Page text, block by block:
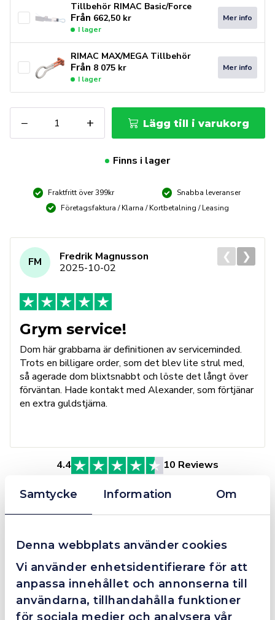
Samtycke Information Om
Denna webbplats använder cookies
Vi använder enhetsidentifierare för att
anpassa innehållet och annonserna till
användarna, tillhandahålla funktioner
för sociala medier och analysera vår
Tillbehör RIMAC Basic/Force
Från 662,50 kr
I lager
Mer info
RIMAC MAX/MEGA Tillbehör
Från 8 075 kr
I lager
Mer info
−
Induktionsvärmare
MAX
Induktionskabel
+ Lägg till i varukorg
Finns i lager
Fraktfritt över 399kr
Snabba leveranser
Företagsfaktura / Klarna / Kortbetalning / Leasing
4.4 10 Reviews
FM
Fredrik Magnusson
2025-10-02
Grym service!
Dom här grabbarna är definitionen av serviceminded.
Trots en billigare order, som det blev lite strul med,
så agerade dom blixtsnabbt och löste det långt över
förväntan. Hade kontakt med Alexander, som förtjänar
en extra guldstjärna.
❮ ❯
Beskrivning
Ta steget upp till industriell prestanda med
Induktionsvärmare MAX 190 – 19 kW, en kraftfull och
driftsäker lösning för krävande uppvärmningsapplikationer.
Denna vattenkylda induktionsvärmare är utvecklad för att